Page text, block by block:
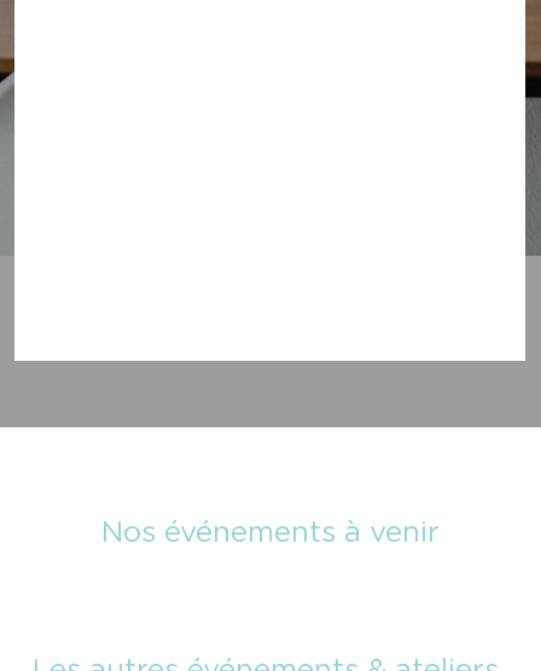
Nos événements à venir